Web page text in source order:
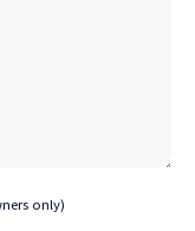
only)